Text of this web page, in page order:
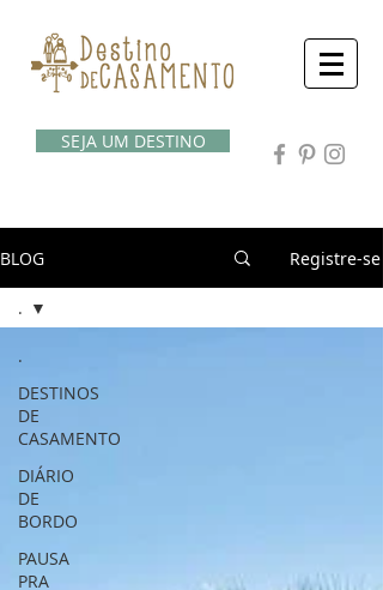
SEJA UM DESTINO
BLOG Registre-se
.
DESTINOS
DE
CASAMENTO
DIÁRIO
DE
BORDO
PAUSA
PRA
.